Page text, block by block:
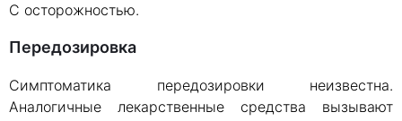
С осторожностью.
Передозировка
Симптоматика передозировки неизвестна.
Аналогичные лекарственные средства вызывают